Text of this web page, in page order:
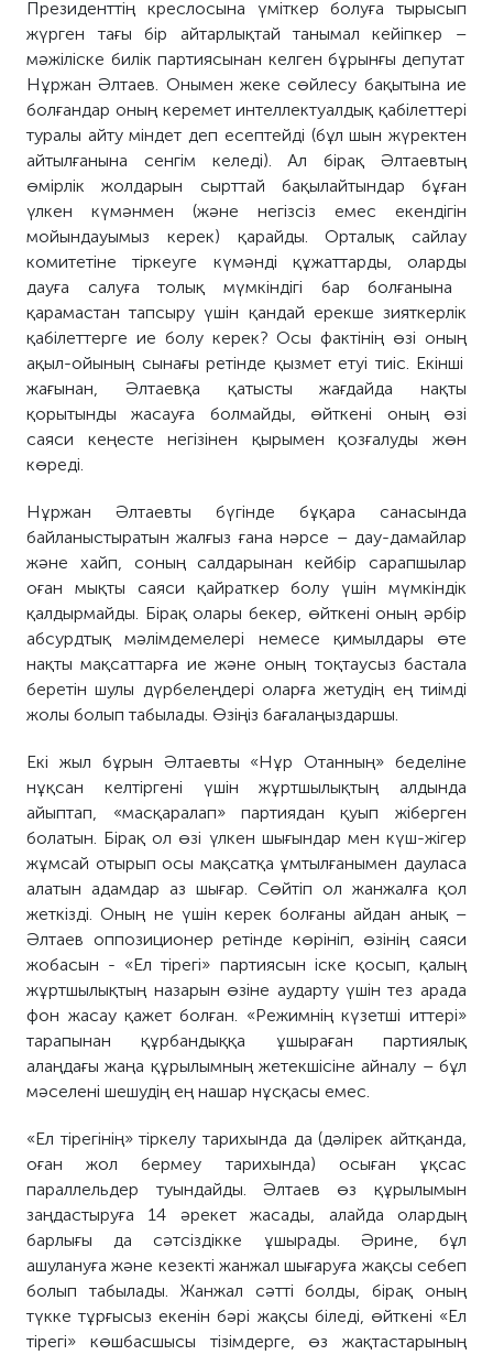
Президенттің креслосына үміткерболуға тырысып
жүрген
тағы бір айтарлықтай танымал кейіпкер –
мәжіліске билік партиясынан келген бұрынғы депутат
Нұржан Әлтаев. Онымен жеке сөйлесу бақытына ие
болғандар оның керемет интеллектуалдық қабілеттері
туралы айту міндет деп есептейді (бұлшын жүректен
айтылғанына сенгім келеді).Ал бірақ Әлтаевтың
өмірлікжолдарын сырттай бақылайтындар бұған
үлкен күмәнмен (және
негізсіз емес екендігін
мойындауымыз керек) қарайды. Орталық сайлау
комитетіне тіркеуге күмәнді құжаттарды, оларды
дауға салуға толық мүмкіндігі барболғанына
қарамастантапсыру үшін қандай ерекше зияткерлік
қабілеттерге ие болу керек? Осы фактінің өзі оның
ақыл-ойының сынағы ретінде қызмет етуі тиіс. Екінші
жағынан, Әлтаевқа қатыстыжағдайда нақты
қорытынды жасауға болмайды, өйткені оның өзі
саяси кеңесте негізінен қырыменқозғалуды жөн
көреді.
Нұржан Әлтаевты бүгінде бұқара санасында
байланыстыратын жалғыз ғана нәрсе – дау-дамайлар
және хайп, соның салдарынан кейбір сарапшылар
оған мықты саяси қайраткер болу үшін мүмкіндік
қалдырмайды. Бірақ олары бекер, өйткені оның әрбір
абсурдтық мәлімдемелері немесе қимылдары өте
нақты мақсаттарға ие және оның тоқтаусыз бастала
беретін шулы дүрбелеңдері оларға жетудің ең тиімді
жолы болып табылады. Өзіңіз бағалаңыздаршы.
Екі жыл бұрын Әлтаевты «Нұр Отанның» беделіне
нұқсан келтіргені үшін жұртшылықтың алдында
айыптап, «масқаралап» партиядан қуып жіберген
болатын. Бірақ ол өзі үлкен шығындар мен күш-жігер
жұмсай отырып осы мақсатқа ұмтылғанымен дауласа
алатын адамдар аз шығар. Сөйтіп ол жанжалға қол
жеткізді. Оның не үшін керек болғаны айдан анық –
Әлтаев оппозиционер ретінде көрініп, өзінің саяси
жобасын - «Ел тірегі» партиясын іске қосып, қалың
жұртшылықтың назарын өзіне аударту үшін тез арада
фон жасау қажет болған. «Режимнің күзетші иттері»
тарапынан құрбандыққа ұшыраған партиялық
алаңдағы жаңа құрылымның жетекшісіне айналу – бұл
мәселені шешудің ең нашар нұсқасы емес.
«Ел тірегінің» тіркелу тарихында да (дәлірек айтқанда,
оған жол бермеу тарихында) осыған ұқсас
параллельдер туындайды. Әлтаев өз құрылымын
заңдастыруға 14 әрекет жасады, алайда олардың
барлығы да сәтсіздікке ұшырады. Әрине, бұл
ашулануға және кезекті жанжал шығаруға жақсы себеп
болып табылады. Жанжал сәтті болды, бірақ оның
түкке тұрғысыз екенін бәрі жақсы біледі, өйткені «Ел
тірегі» көшбасшысы тізімдерге, өз жақтастарының